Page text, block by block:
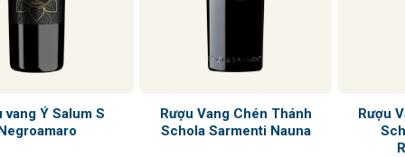
vang Ý Salum S
Rượu Vang Chén Thánh
Schola Sarmenti Nauna
Rượu